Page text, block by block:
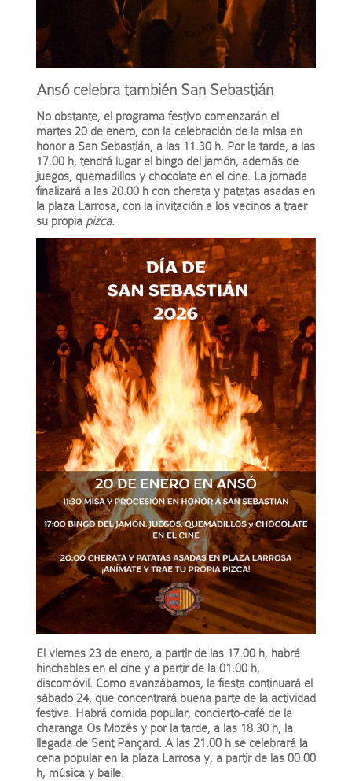
Ansó celebra también San Sebastián
No obstante, el programa festivo comenzarán el
martes 20 de enero, con la celebración de la misa en
honor a San Sebastián, a las 11.30 h. Por la tarde, a las
17.00 h, tendrá lugar el bingo del jamón, además de
juegos, quemadillos y chocolate en el cine. La jornada
finalizará a las 20.00 h con cherata y patatas asadas en
la plaza Larrosa, con la invitación a los vecinos a traer
su propia pizca.
El viernes 23 de enero, a partir de las 17.00 h, habrá
hinchables en el cine y a partir de la 01.00 h,
discomóvil. Como avanzábamos, la fiesta continuará el
sábado 24, que concentrará buena parte de la actividad
festiva. Habrá comida popular, concierto-café de la
charanga Os Mozês y por la tarde, a las 18.30 h, la
llegada de Sent Pançard. A las 21.00 h se celebrará la
cena popular en la plaza Larrosa y, a partir de las 00.00
h, música y baile.